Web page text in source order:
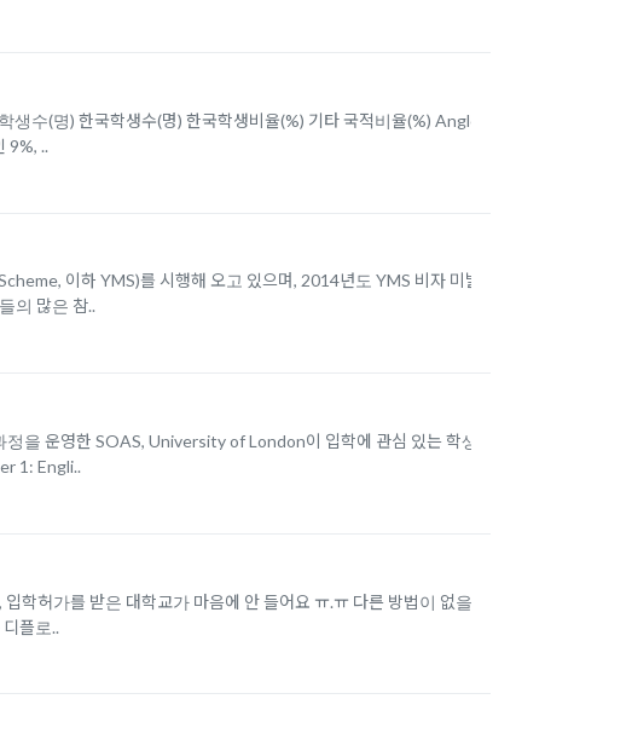
) 한국학생수(명) 한국학생비율(%) 기타 국적비율(%) Anglo
..
이하 YMS)를 시행해 오고 있으며, 2014년도 YMS 비자 미발
의 많은 참..
을 운영한 SOAS, University of London이 입학에 관심 있는 학생
1: Engli..
허가를 받은 대학교가 마음에 안 들어요 ㅠ.ㅠ 다른 방법이 없을
플로..